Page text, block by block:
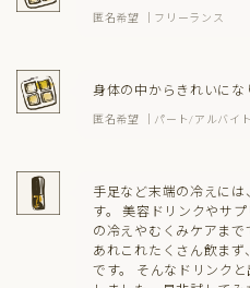
匿名希望 ｜フリーランス
身体の中からきれいにな
匿名希望 ｜パート/アルバイ
手足など末端の冷えに
す。 美容ドリンクやサ
の冷えやむくみケアまで
あれこれたくさん飲ま
です。 そんなドリンク